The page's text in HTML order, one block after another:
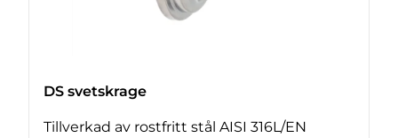
DS svetskrage
Tillverkad av rostfritt stål AISI 316L/EN